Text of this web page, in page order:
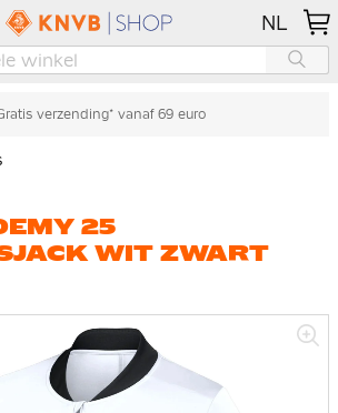
NL
verzending* vanaf 69 euro
25
WIT ZWART